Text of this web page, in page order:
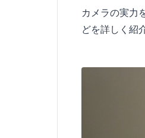
カメラの実力
どを詳しく紹